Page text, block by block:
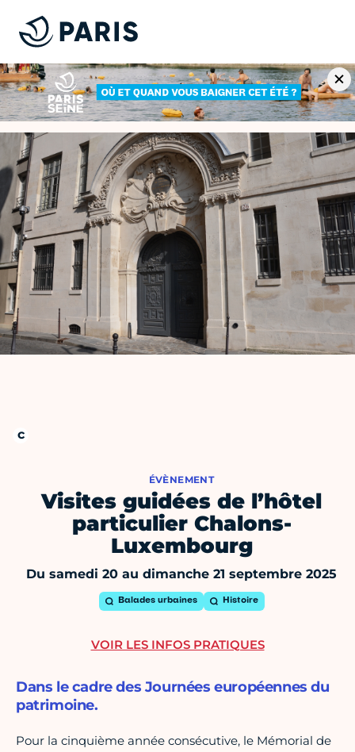
ÉVÈNEMENT
Visites guidées de l’hôtel
particulier Chalons-
Luxembourg
Du samedi 20 au dimanche 21 septembre 2025
Balades urbaines Histoire
Dans le cadre des Journées européennes du
patrimoine.
Pour la cinquième année consécutive, le Mémorial de
VOIR LES INFOS PRATIQUES